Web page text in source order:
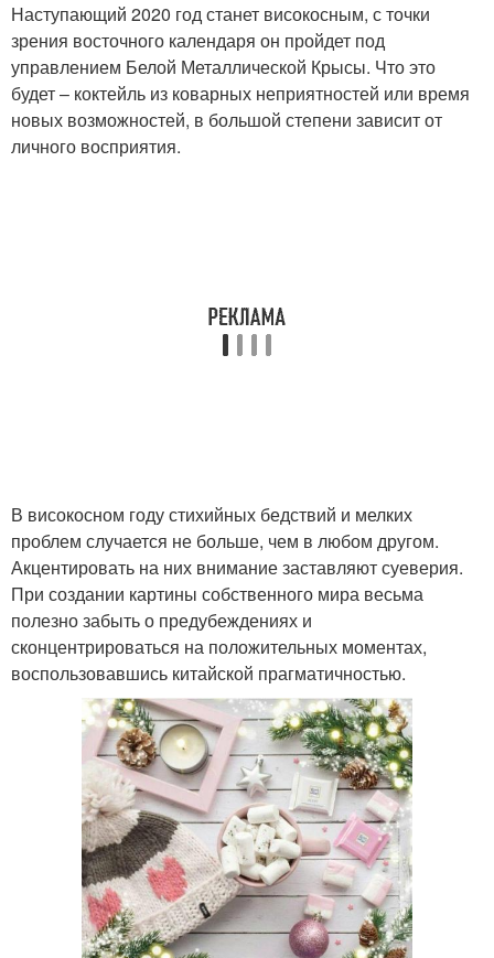
Наступающий 2020 год станет високосным, с точки
зрения восточного календаря он пройдет под
управлением Белой Металлической Крысы. Что это
будет – коктейль из коварных неприятностей или время
новых возможностей, в большой степени зависит от
личного восприятия.
В високосном году стихийных бедствий и мелких
проблем случается не больше, чем в любом другом.
Акцентировать на них внимание заставляют суеверия.
При создании картины собственного мира весьма
полезно забыть о предубеждениях и
сконцентрироваться на положительных моментах,
воспользовавшись китайской прагматичностью.